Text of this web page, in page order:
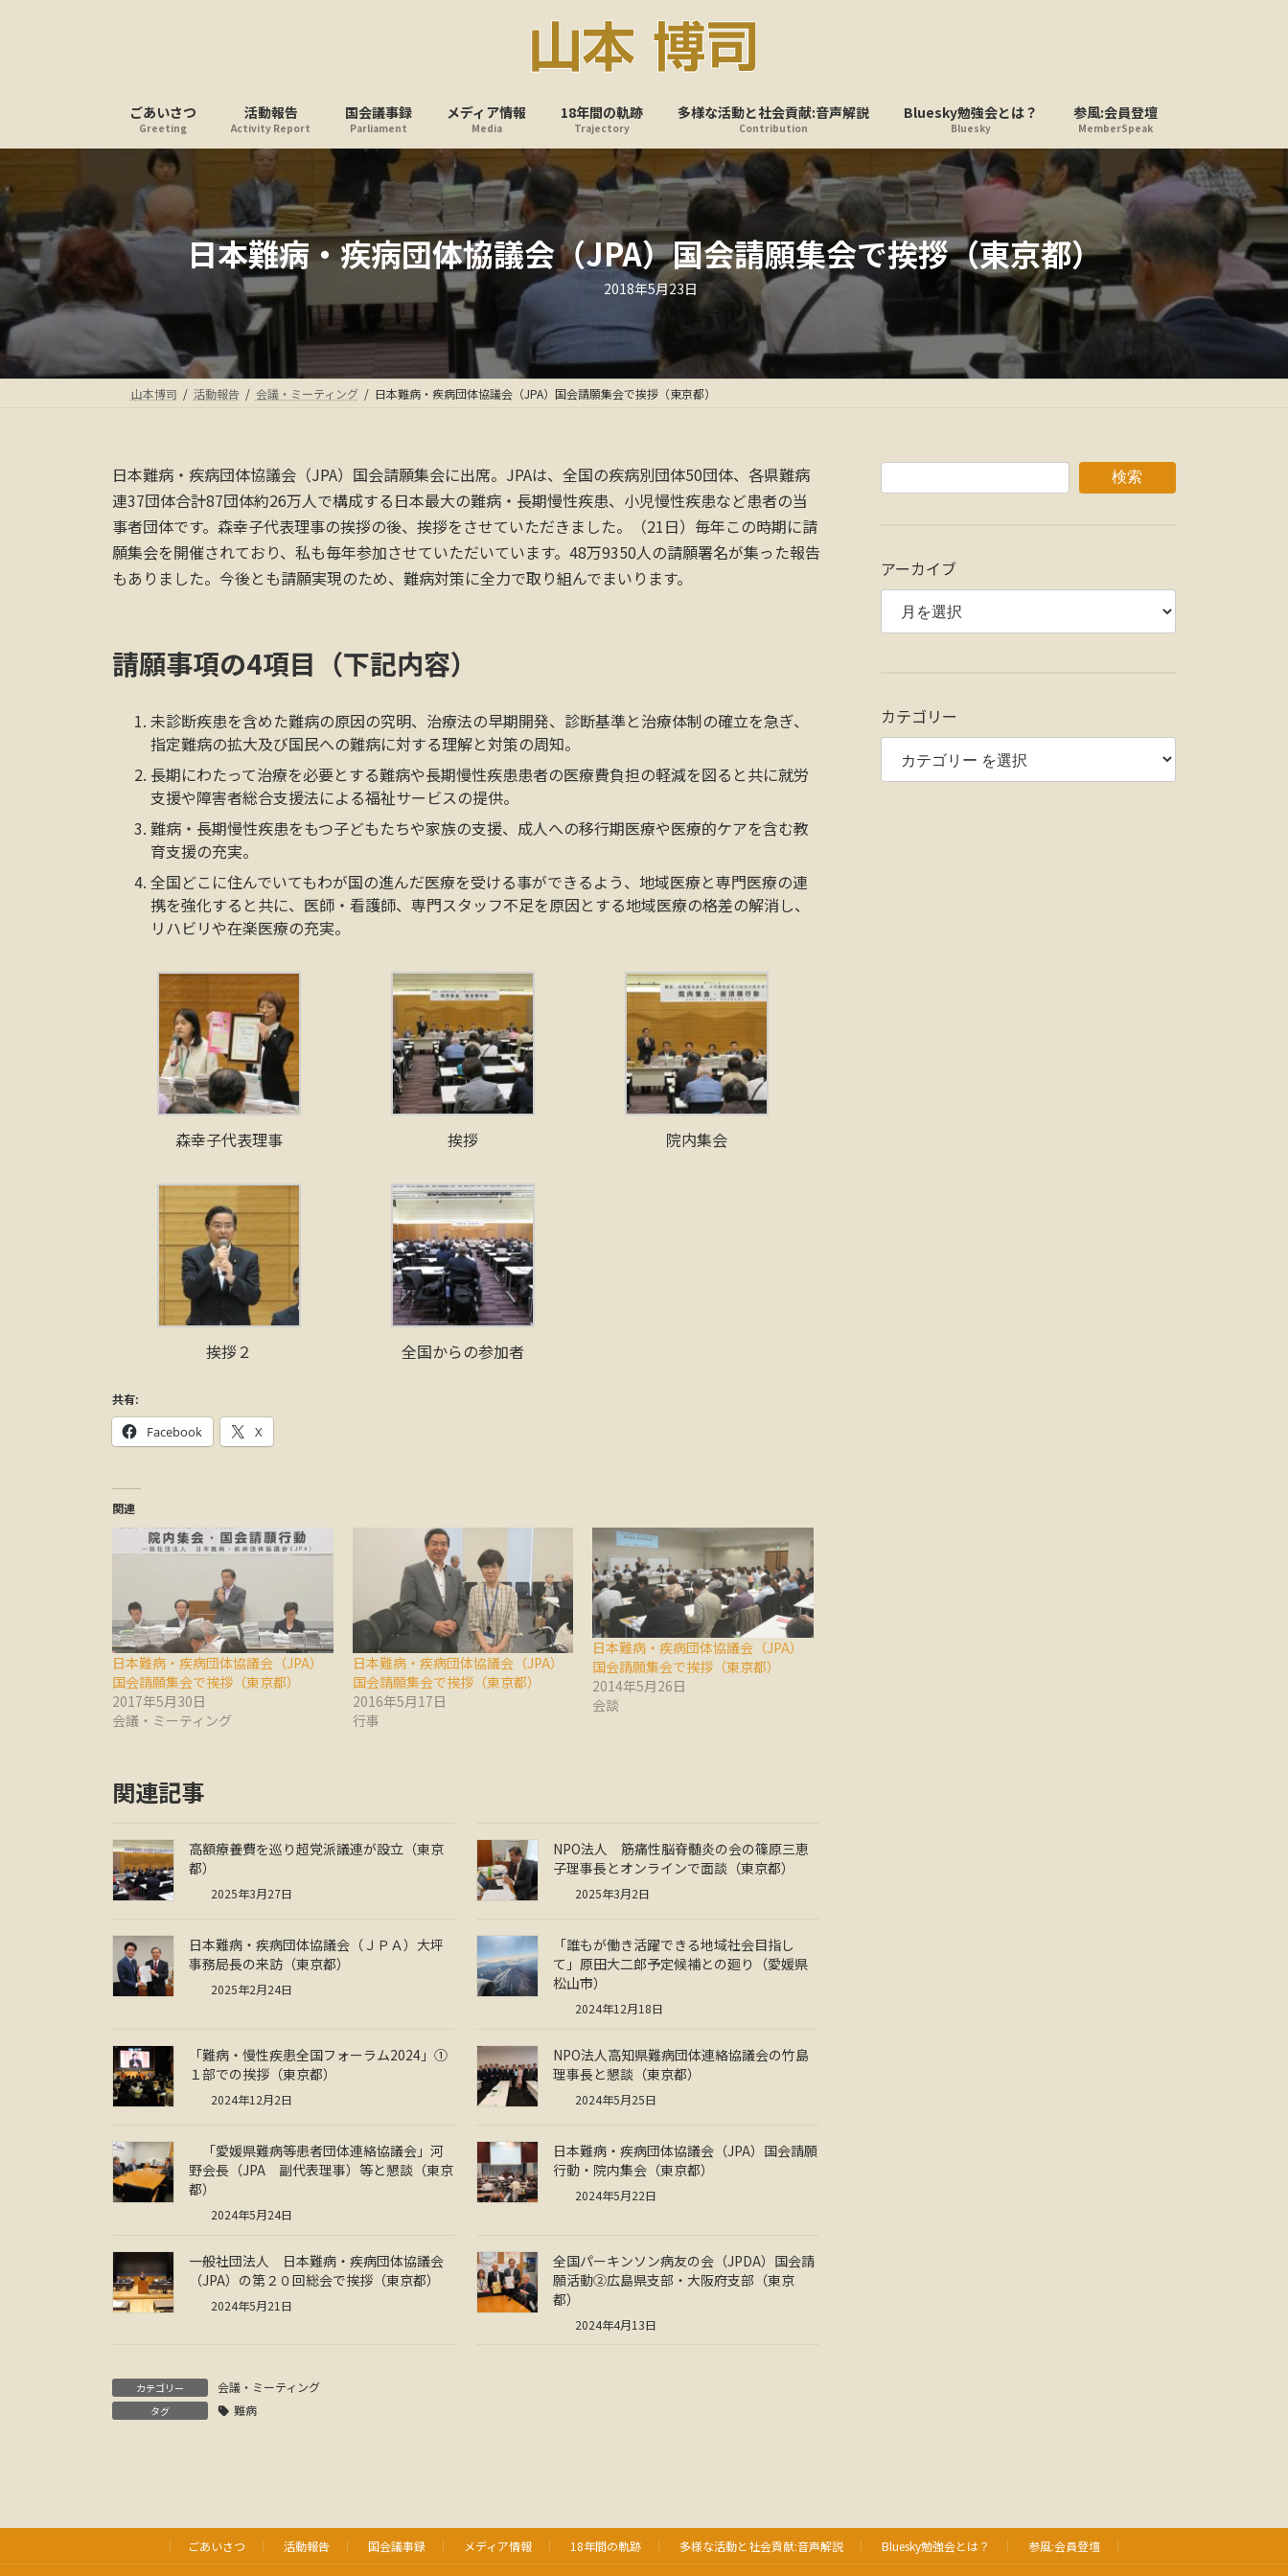
ス
ッ
プ
ン
移
動
ごあいさつ
Greeting
活動報告
Activity Report
国会議事録
Parliament
メディア情報
Media
18年間の軌跡
Trajectory
多様な活動と社会貢献:音声解説
Contribution
Bluesky勉強会とは？
Bluesky
参風:会員登壇
MemberSpeak
日本難病・疾病団体協議会（JPA）国会請願集会で挨拶（東京都）
最
終
新
日
:
2018年5月23日
山本博司 活動報告 会議・ミーティング 日本難病・疾病団体協議会（JPA）国会請願集会で挨拶（東京都）
日本難病・疾病団体協議会（JPA）国会請願集会に出席。JPAは、全国の疾病別団体50団体、各県難病
連37団体合計87団体約26万人で構成する日本最大の難病・長期慢性疾患、小児慢性疾患など患者の当
事者団体です。森幸子代表理事の挨拶の後、挨拶をさせていただきました。（21日）毎年この時期に請
願集会を開催されており、私も毎年参加させていただいています。48万9350人の請願署名が集った報告
もありました。今後とも請願実現のため、難病対策に全力で取り組んでまいります。
請願事項の4項目（下記内容）
未診断疾患を含めた難病の原因の究明、治療法の早期開発、診断基準と治療体制の確立を急ぎ、
指定難病の拡大及び国民への難病に対する理解と対策の周知。
長期にわたって治療を必要とする難病や長期慢性疾患患者の医療費負担の軽減を図ると共に就労
支援や障害者総合支援法による福祉サービスの提供。
難病・長期慢性疾患をもつ子どもたちや家族の支援、成人への移行期医療や医療的ケアを含む教
育支援の充実。
全国どこに住んでいてもわが国の進んだ医療を受ける事ができるよう、地域医療と専門医療の連
携を強化すると共に、医師・看護師、専門スタッフ不足を原因とする地域医療の格差の解消し、
リハビリや在楽医療の充実。
森幸子代表理事 挨拶 院内集会
挨拶２ 全国からの参加者
共有:
Facebook X
関連
日本難病・疾病団体協議会（JPA）
国会請願集会で挨拶（東京都）
2017年5月30日
会議・ミーティング
日本難病・疾病団体協議会（JPA）
国会請願集会で挨拶（東京都）
2016年5月17日
行事
日本難病・疾病団体協議会（JPA）
国会請願集会で挨拶（東京都）
2014年5月26日
会談
関連記事
高額療養費を巡り超党派議連が設立（東京
都）
2025年3月27日
NPO法人 筋痛性脳脊髄炎の会の篠原三恵
子理事長とオンラインで面談（東京都）
2025年3月2日
日本難病・疾病団体協議会（ＪＰＡ）大坪
事務局長の来訪（東京都）
2025年2月24日
「誰もが働き活躍できる地域社会目指し
て」原田大二郎予定候補との廻り（愛媛県
松山市）
2024年12月18日
「難病・慢性疾患全国フォーラム2024」①
１部での挨拶（東京都）
2024年12月2日
NPO法人高知県難病団体連絡協議会の竹島
理事長と懇談（東京都）
2024年5月25日
「愛媛県難病等患者団体連絡協議会」河
野会長（JPA 副代表理事）等と懇談（東京
都）
2024年5月24日
日本難病・疾病団体協議会（JPA）国会請願
行動・院内集会（東京都）
2024年5月22日
一般社団法人 日本難病・疾病団体協議会
（JPA）の第２０回総会で挨拶（東京都）
2024年5月21日
全国パーキンソン病友の会（JPDA）国会請
願活動②広島県支部・大阪府支部（東京
都）
2024年4月13日
カテゴリー 会議・ミーティング
タグ 難病
検索
アーカイブ
カテゴリー
ごあいさつ 活動報告 国会議事録 メディア情報 18年間の軌跡 多様な活動と社会貢献:音声解説 Bluesky勉強会とは？ 参風:会員登壇